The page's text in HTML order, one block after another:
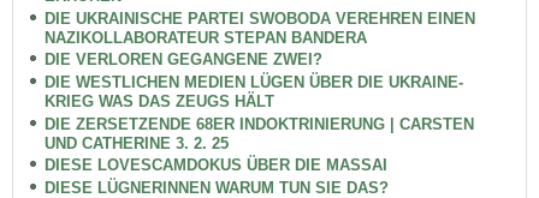
DIE UKRAINISCHE PARTEI SWOBODA VEREHREN EINEN
NAZIKOLLABORATEUR STEPAN BANDERA
DIE VERLOREN GEGANGENE ZWEI?
DIE WESTLICHEN MEDIEN LÜGEN ÜBER DIE UKRAINE-
KRIEG WAS DAS ZEUGS HÄLT
DIE ZERSETZENDE 68ER INDOKTRINIERUNG | CARSTEN
UND CATHERINE 3. 2. 25
DIESE LOVESCAMDOKUS ÜBER DIE MASSAI
DIESE LÜGNERINNEN WARUM TUN SIE DAS?